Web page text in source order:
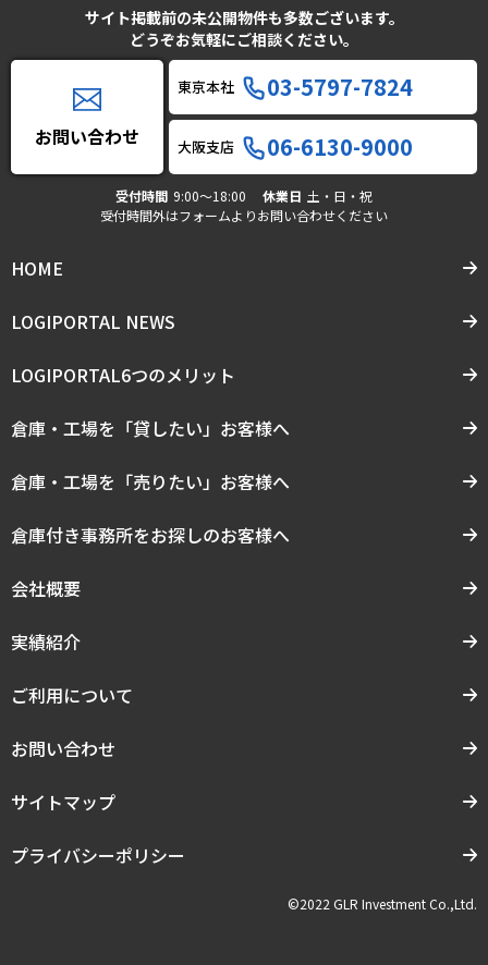
サイト掲載前の未公開物件も多数ございます。
どうぞお気軽にご相談ください。
お問い合わせ
東京本社 03-5797-7824
大阪支店 06-6130-9000
受付時間 9:00〜18:00 休業日 土・日・祝
受付時間外はフォームよりお問い合わせください
HOME
LOGIPORTAL NEWS
LOGIPORTAL6つのメリット
倉庫・工場を「貸したい」お客様へ
倉庫・工場を「売りたい」お客様へ
倉庫付き事務所をお探しのお客様へ
会社概要
実績紹介
ご利用について
お問い合わせ
サイトマップ
プライバシーポリシー
©2022 GLR Investment Co.,Ltd.